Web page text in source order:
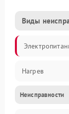
Виды
Нагрев
Неисправности